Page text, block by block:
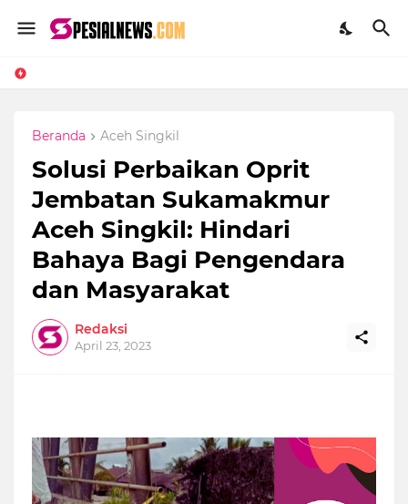
Beranda Aceh Singkil
Solusi Perbaikan Oprit
Jembatan Sukamakmur
Aceh Singkil: Hindari
Bahaya Bagi Pengendara
dan Masyarakat
Redaksi
April 23, 2023